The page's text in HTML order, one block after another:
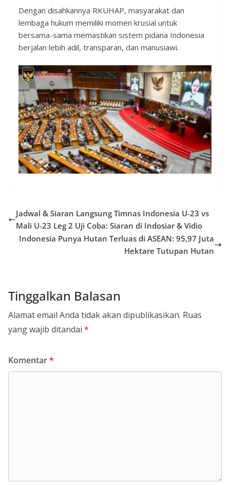
Dengan disahkannya RKUHAP, masyarakat dan
lembaga hukum memiliki momen krusial untuk
bersama-sama memastikan sistem pidana Indonesia
berjalan lebih adil, transparan, dan manusiawi.
Jadwal & Siaran Langsung Timnas Indonesia U‑23 vs
Mali U‑23 Leg 2 Uji Coba: Siaran di Indosiar & Vidio
Indonesia Punya Hutan Terluas di ASEAN: 95,97 Juta
Hektare Tutupan Hutan
Tinggalkan Balasan
Alamat email Anda tidak akan dipublikasikan. Ruas
yang wajib ditandai *
Komentar*